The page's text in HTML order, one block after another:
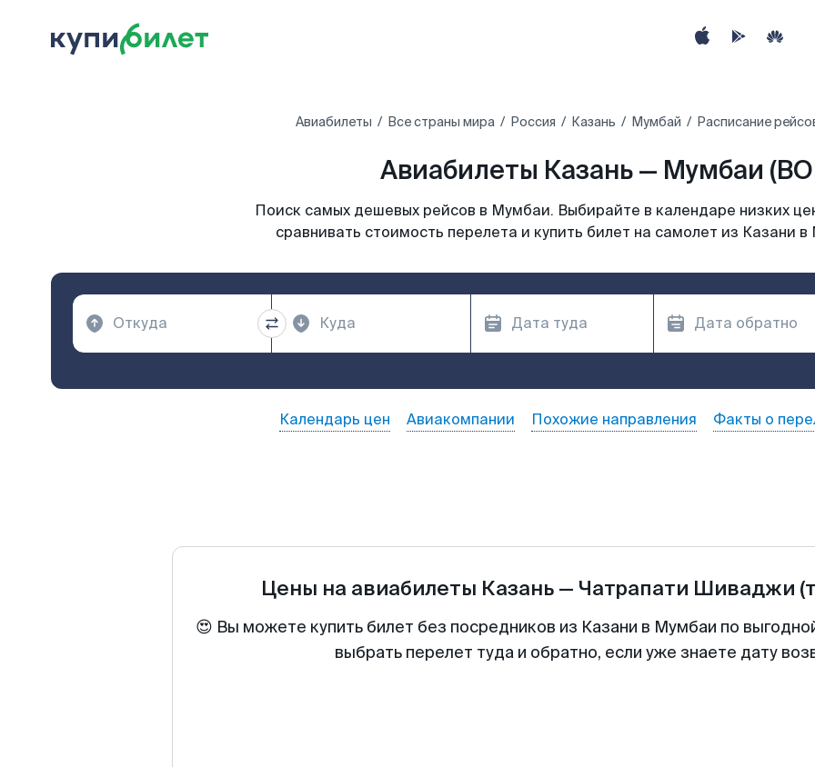
Авиабилеты Все страны мира Россия Казань Мумбай Расписание
Авиабилеты Казань — Мумбаи
Поиск самых дешевых рейсов в Мумбаи. Выбирайте в календаре низких
сравнивать стоимость перелета и купить билет на самолет из Казани
Календарь цен Авиакомпании Похожие направления Факты о
Цены на авиабилеты Казань— Чатрапати Шиваджи
😍 Вы можете купить билет без посредников из Казани в Мумбаи по
выбрать перелет туда и обратно, если уже знаете дату